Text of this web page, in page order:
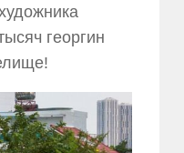
георгин